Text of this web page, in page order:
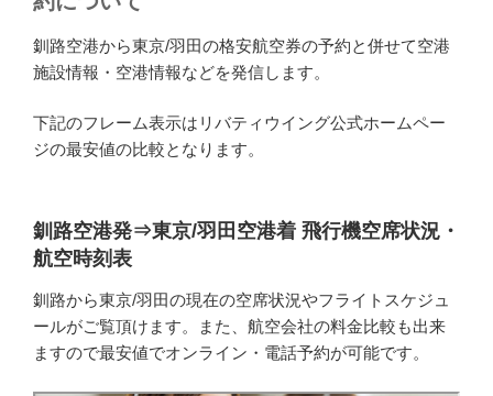
釧路空港から東京/羽田の格安航空券の予約と併せて空港
施設情報・空港情報などを発信します。
下記のフレーム表示はリバティウイング公式ホームペー
ジの最安値の比較となります。
釧路空港発⇒東京/羽田空港着 飛行機空席状況・
航空時刻表
釧路から東京/羽田の現在の空席状況やフライトスケジュ
ールがご覧頂けます。また、航空会社の料金比較も出来
ますので最安値でオンライン・電話予約が可能です。